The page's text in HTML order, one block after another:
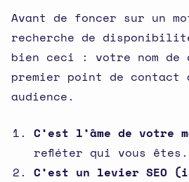
Avant de foncer sur un
recherche de
bien ceci : votre nom de
premier point de contact
audience.
C’est l’âme de votre
refléter qui vous êtes.
C’est un levier SEO